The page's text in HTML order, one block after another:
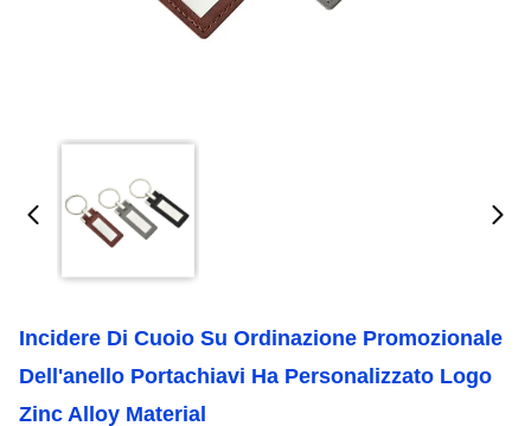
Incidere Di Cuoio Su Ordinazione Promozionale
Dell'anello Portachiavi Ha Personalizzato Logo
Zinc Alloy Material